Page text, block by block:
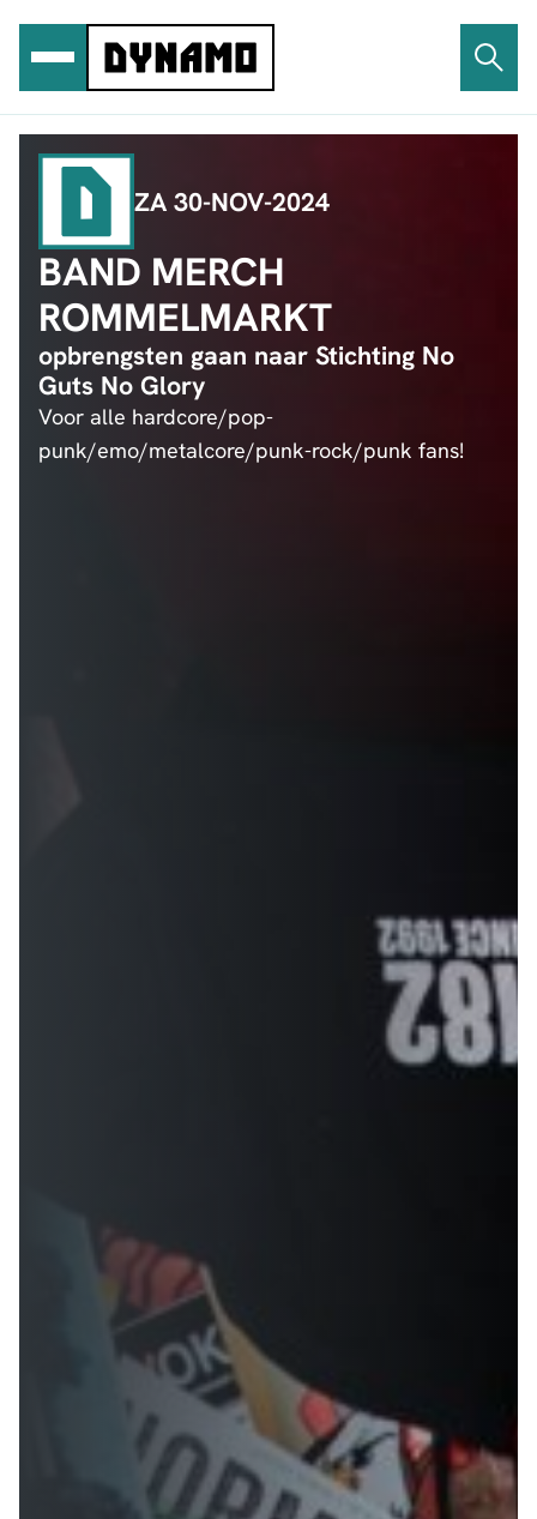
inhoud
ZA 30-NOV-2024
BAND MERCH
ROMMELMARKT
opbrengsten gaan naar Stichting No
Guts No Glory
Voor alle hardcore/pop-
punk/emo/metalcore/punk-rock/punk fans!